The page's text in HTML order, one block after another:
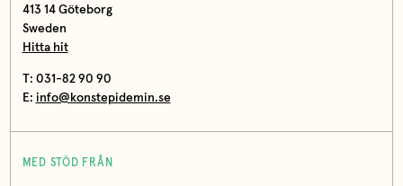
413 14 Göteborg
Sweden
Hitta hit
T: 031-82 90 90
E: info@konstepidemin.se
MED STÖD FRÅN